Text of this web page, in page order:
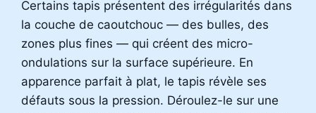
Certains tapis présentent des irrégularités dans
la couche de caoutchouc — des bulles, des
zones plus fines — qui créent des micro-
ondulations sur la surface supérieure. En
apparence parfait à plat, le tapis révèle ses
défauts sous la pression. Déroulez-le sur une